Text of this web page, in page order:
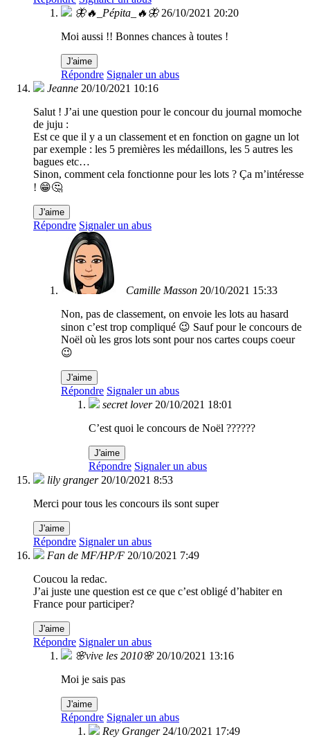
🦋🔥_Pépita_🔥🦋 26/10/2021 20:20
Moi aussi !! Bonnes chances à toutes !
J'aime
Répondre Signaler un abus
Jeanne 20/10/2021 10:16
Salut ! J’ai une question pour le concour du journal momoche
de juju :
Est ce que il y a un classement et en fonction on gagne un lot
par exemple : les 5 premières les médaillons, les 5 autres les
bagues etc…
Sinon, comment cela fonctionne pour les lots ? Ça m’intéresse
! 😁🤔
J'aime
Répondre Signaler un abus
Camille Masson 20/10/2021 15:33
Non, pas de classement, on envoie les lots au hasard
sinon c’est trop compliqué 😉 Sauf pour le concours de
Noël où les gros lots sont pour nos cartes coups coeur
😉
J'aime
Répondre Signaler un abus
secret lover 20/10/2021 18:01
C’est quoi le concours de Noël ??????
J'aime
Répondre Signaler un abus
lily granger 20/10/2021 8:53
Merci pour tous les concours ils sont super
J'aime
Répondre Signaler un abus
Fan de MF/HP/F 20/10/2021 7:49
Coucou la redac.
J’ai juste une question est ce que c’est obligé d’habiter en
France pour participer?
J'aime
Répondre Signaler un abus
🌸vive les 2010🌸 20/10/2021 13:16
Moi je sais pas
J'aime
Répondre Signaler un abus
Rey Granger 24/10/2021 17:49